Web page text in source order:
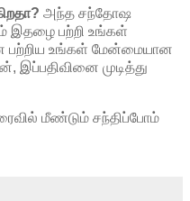
அந்த சந்தோஷ
இதழை பற்றி உங்கள்
பற்றிய உங்கள் மேன்மையான
இப்பதிவினை முடித்து
மீண்டும் சந்திப்போம்